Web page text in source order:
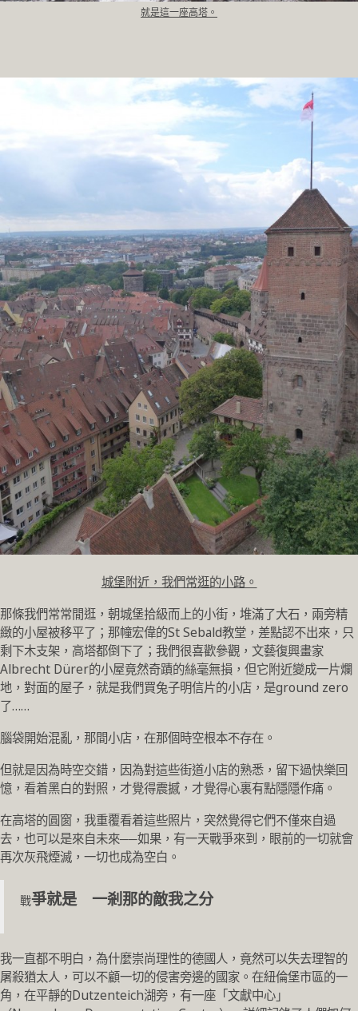
就是這一座高塔。
城堡附近，我們常逛的小路。
那條我們常常閒逛，朝城堡拾級而上的小街，堆滿了大石，兩旁精
緻的小屋被移平了；那幢宏偉的St Sebald教堂，差點認不出來，只
剩下木支架，高塔都倒下了；我們很喜歡參觀，文藝復興畫家
Albrecht Dürer的小屋竟然奇蹟的絲毫無損，但它附近變成一片爛
地，對面的屋子，就是我們買兔子明信片的小店，是ground zero
了……
腦袋開始混亂，那間小店，在那個時空根本不存在。
但就是因為時空交錯，因為對這些街道小店的熟悉，留下過快樂回
憶，看着黑白的對照，才覺得震撼，才覺得心裏有點隱隱作痛。
在高塔的圓窗，我重覆看着這些照片，突然覺得它們不僅來自過
去，也可以是來自未來──如果，有一天戰爭來到，眼前的一切就會
再次灰飛煙滅，一切也成為空白。
戰爭就是 一剎那的敵我之分
我一直都不明白，為什麼崇尚理性的德國人，竟然可以失去理智的
屠殺猶太人，可以不顧一切的侵害旁邊的國家。在紐倫堡市區的一
角，在平靜的Dutzenteich湖旁，有一座「文獻中心」